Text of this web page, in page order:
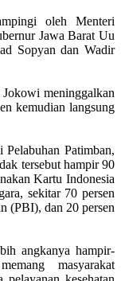
oleh Menteri
Jawa Barat Uu
Sopyan dan Wadir
meninggalkan
kemudian langsung
Patimban,
tersebut hampir 90
Kartu Indonesia
sekitar 70 persen
(PBI), dan 20 persen
angkanya hampir-
masyarakat